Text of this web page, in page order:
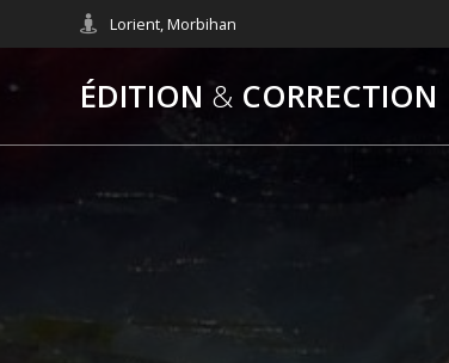
to
Lorient, Morbihan
ÉDITION & CORRECTION